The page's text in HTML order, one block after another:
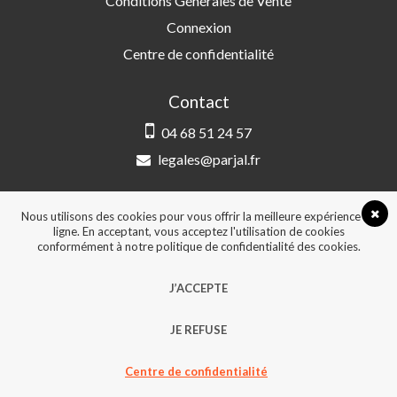
Connexion
Centre de confidentialité
Contact
04 68 51 24 57
legales@parjal.fr
3 Rue Saint-Amand, 66000 Perpignan
© 2026, Tous droits réservés - Design &
Nous utilisons des cookies pour vous offrir la meilleure expérience en
ligne. En acceptant, vous acceptez l'utilisation de cookies
conformément à notre politique de confidentialité des cookies.
J’ACCEPTE
JE REFUSE
Centre de confidentialité